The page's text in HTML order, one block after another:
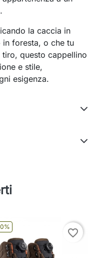
la caccia in
in foresta, o che tu
questo cappellino
e stile,
esigenza.
favorite_border